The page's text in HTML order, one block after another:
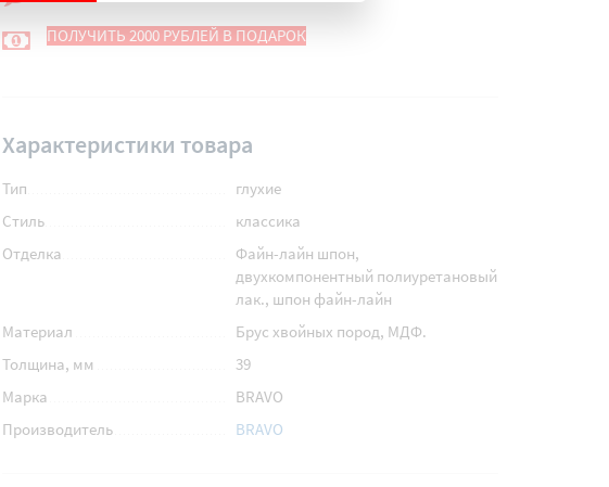
ПОЛУЧИТЬ 2000 РУБЛЕЙ В ПОДАРОК
Характеристики товара
Тип
глухие
Стиль
классика
Отделка
Файн-лайн шпон,
двухкомпонентный полиуретановый
лак., шпон файн-лайн
Материал
Брус хвойных пород, МДФ.
Толщина, мм
39
Марка
BRAVO
Производитель
BRAVO